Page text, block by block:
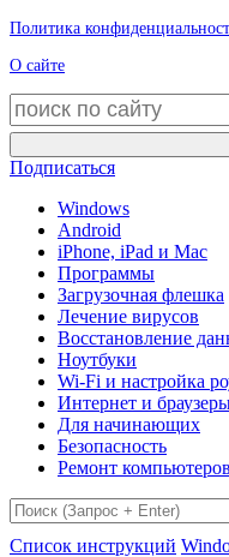
Политика
О сайте
Подписаться
Windows
Android
iPhone, iPad и Mac
Программы
Загрузочная флешка
Лечение вирусов
Восстановление
Ноутбуки
Wi-Fi и настройка
Интернет и
Для начинающих
Безопасность
Ремонт компьютеров
Список инструкций